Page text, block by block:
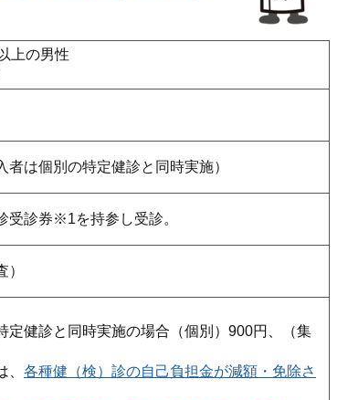
上の男性
者は個別の特定健診と同時実施）
受診券※1を持参し受診。
定健診と同時実施の場合（個別）900円、（集
各種健（検）診の自己負担金が減額・免除さ